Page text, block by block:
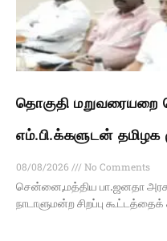
தொகுதி
எம்.பி.க்களுடன்
08/08/2026
No Comments
சென்னை,மத்திய பா.ஜனதா
நாடாளுமன்ற சிறப்பு கூட்டத்தைக்